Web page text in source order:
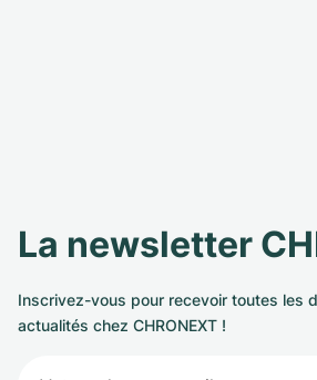
La newsletter
Inscrivez-vous pour recevoir toutes les
actualités chez CHRONEXT !